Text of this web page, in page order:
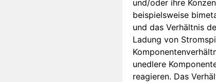
und/oder ihre
beispielsweise
und das Verhältnis
Ladung von
unedlere
reagieren. Das